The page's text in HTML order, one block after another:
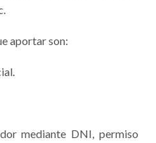
aportar son:
mediante DNI, permiso